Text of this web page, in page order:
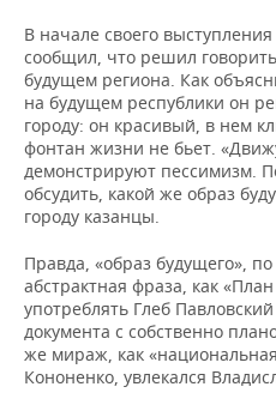
ФИГУРНОЕ КАТАНИЕ
ВОДНЫЕ ВИДЫ СПОРТА
ХОККЕЙ С МЯЧОМ
МЕДИЦИНА
ОБРАЗОВАНИЕ
ПРОИСШЕСТВИЯ
В начале своего
сообщил, что решил
будущем региона. Как
на будущем республики он
городу: он красивый, в нем
фонтан жизни не бьет.
демонстрируют пессимизм.
обсудить, какой же образ
городу казанцы.
Правда, «образ будущего»,
абстрактная фраза, как
употреблять Глеб
документа с собственно
же мираж, как
Кононенко, увлекался